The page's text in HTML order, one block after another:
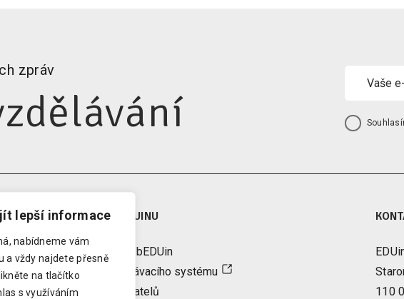
lepší informace
nabídneme vám
a vždy najdete přesně
na tlačítko
s využíváním
zpráv
RODINA EDUINU
Newsletter bEDUin
Audit vzdělávacího systému
Klub zřizovatelů
110